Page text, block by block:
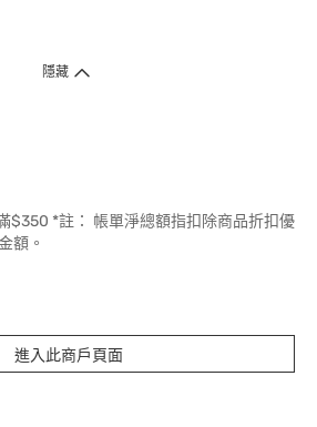
隱藏
$350 *註： 帳單淨總額指扣除商品折扣優
額。
進入此商戶頁面